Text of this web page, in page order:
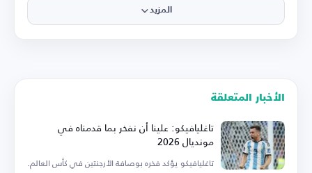
المزيد
الأخبار المتعلقة
تاغليافيكو: علينا أن نفخر بما قدمناه في
مونديال 2026
تاغليافيكو يؤكد فخره بوصافة الأرجنتين في كأس العالم.